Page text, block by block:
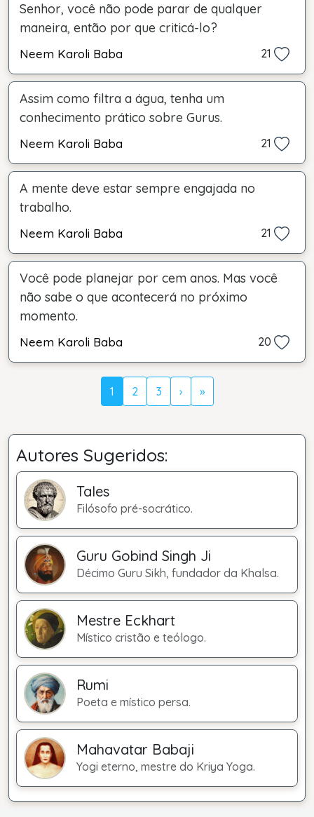
Senhor, você não pode parar de qualquer
maneira, então por que criticá-lo?
Neem Karoli Baba 21
Assim como filtra a água, tenha um
conhecimento prático sobre Gurus.
Neem Karoli Baba 21
A mente deve estar sempre engajada no
trabalho.
Neem Karoli Baba 21
Você pode planejar por cem anos. Mas você
não sabe o que acontecerá no próximo
momento.
Neem Karoli Baba 20
1 2 3 › »
Autores Sugeridos:
Tales
Filósofo pré-socrático.
Guru Gobind Singh Ji
Décimo Guru Sikh, fundador da Khalsa.
Mestre Eckhart
Místico cristão e teólogo.
Rumi
Poeta e místico persa.
Mahavatar Babaji
Yogi eterno, mestre do Kriya Yoga.